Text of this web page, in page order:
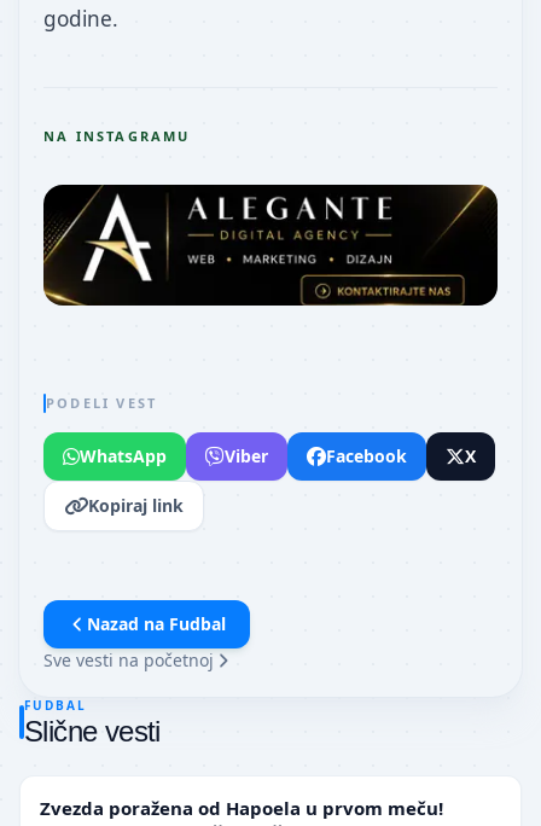
godine.
NA INSTAGRAMU
PODELI VEST
WhatsApp Viber Facebook X
Kopiraj link
Nazad na Fudbal
Sve vesti na početnoj
FUDBAL
Slične vesti
Zvezda poražena od Hapoela u prvom meču!